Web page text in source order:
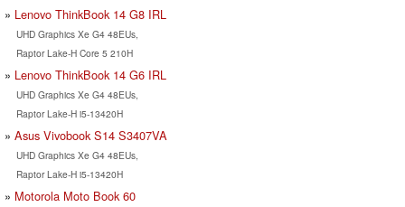
Lenovo ThinkBook 14 G8 IRL
UHD Graphics Xe G4 48EUs,
Raptor Lake-H Core 5 210H
Lenovo ThinkBook 14 G6 IRL
UHD Graphics Xe G4 48EUs,
Raptor Lake-H i5-13420H
Asus Vivobook S14 S3407VA
UHD Graphics Xe G4 48EUs,
Raptor Lake-H i5-13420H
Motorola Moto Book 60